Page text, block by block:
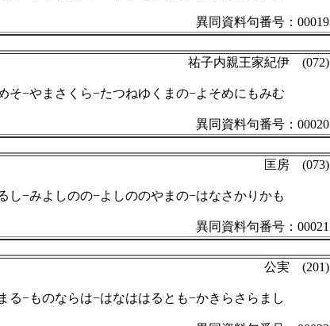
異同資料句番号：00019
祐子内親王家紀伊 (072)
そ−やまさくら−たつねゆくまの−よそめにもみむ
異同資料句番号：00020
匡房 (073)
し−みよしのの−よしののやまの−はなさかりかも
異同資料句番号：00021
公実 (201)
る−ものならは−はなははるとも−かきらさらまし